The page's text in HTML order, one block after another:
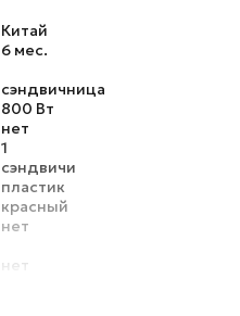
Китай
6 мес.
сэндвичница
800 Вт
нет
1
сэндвичи
пластик
красный
нет
нет